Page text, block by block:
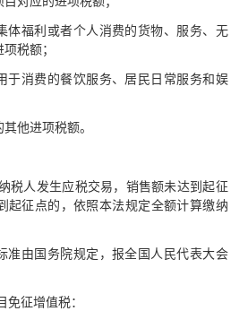
体福利或者个人消费的货物、服务、无
税额；
于消费的餐饮服务、居民日常服务和娱
他进项税额。
税人发生应税交易，销售额未达到起征
起征点的，依照本法规定全额计算缴纳
准由国务院规定，报全国人民代表大会
免征增值税：